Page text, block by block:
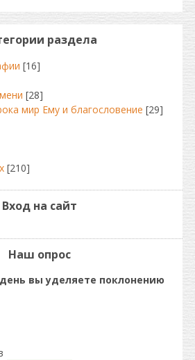
раздела
[16]
[28]
мир Ему и благословение [29]
[210]
Вход на сайт
Наш опрос
вы уделяете поклонению